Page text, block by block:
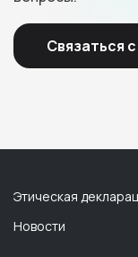
Связаться
Этическая
Новости